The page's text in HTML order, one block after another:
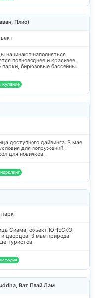
Плио)
начинают наполняться
полноводнее и красивее.
парки, бирюзовые бассейны.
купание
доступного дайвинга. В мае
для погружений.
для новичков.
парк
Сиама, объект ЮНЕСКО.
дворцов. В мае природа
туристов.
Ват Плай Лам